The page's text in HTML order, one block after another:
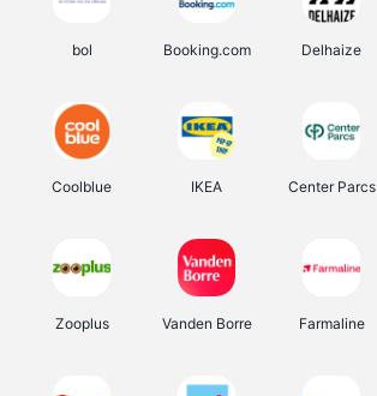
bol Booking.com Delhaize
Coolblue IKEA Center Parcs
Zooplus Vanden Borre Farmaline